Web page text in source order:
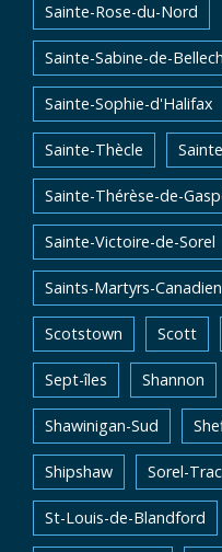
Sainte-Rose-du-Nord
Sainte-Sabine-de-
Sainte-Sophie-d'Halifax
Sainte-Thècle
Sainte-Thérèse-de-
Sainte-Victoire-de-Sorel
Saints-Martyrs-
Scotstown Scott
Sept-îles Shannon
Shawinigan-Sud
Shipshaw Sorel-
St-Louis-de-Blandford